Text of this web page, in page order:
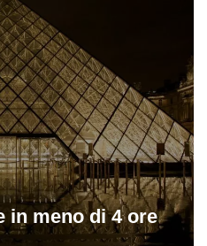
in meno di 4 ore